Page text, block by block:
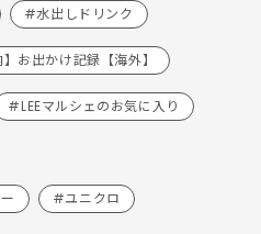
#水出しドリンク
お出かけ記録【海外】
#LEEマルシェのお気に入り
#ユニクロ